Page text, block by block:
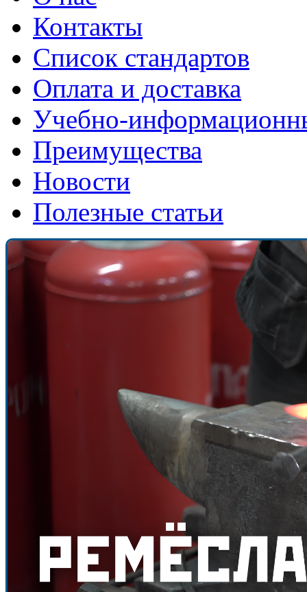
Контакты
Список стандартов
Оплата и доставка
Учебно-
Преимущества
Новости
Полезные статьи